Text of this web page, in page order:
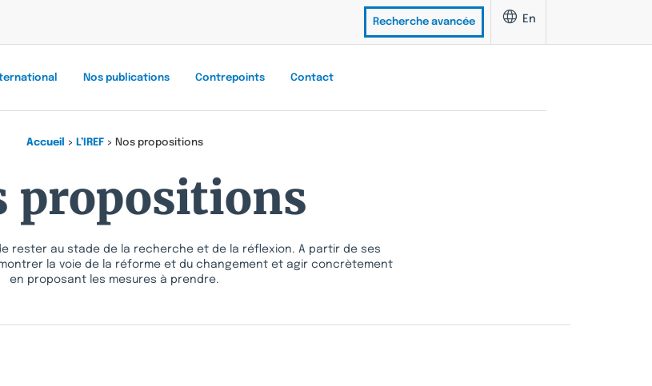
Recherche avancée En
Nos publications Contrepoints Contact
Accueil > L’IREF> Nos propositions
propositions
de rester au stade de la recherche et de la réflexion. A partir de ses
montrer la voie de la réforme et du changement et agir concrètement
en proposant les mesures à prendre.